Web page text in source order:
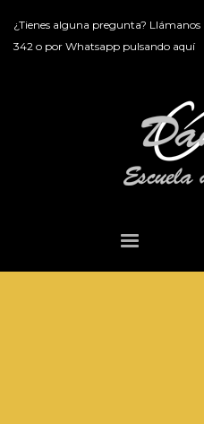
¿Tienes alguna pregunta? Llámanos
342 o por Whatsapp pulsando aquí